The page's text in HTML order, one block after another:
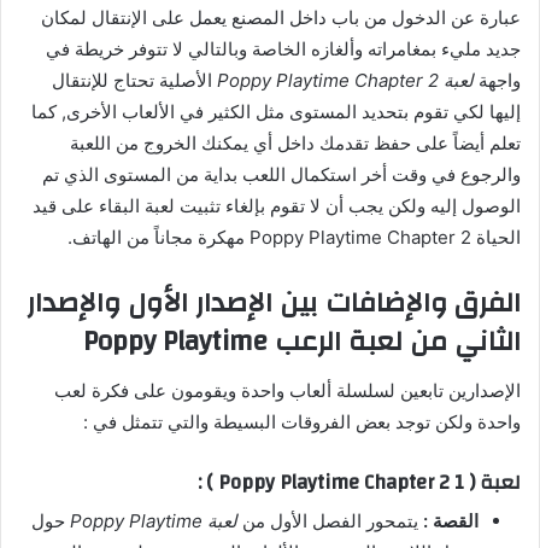
عبارة عن الدخول من باب داخل المصنع يعمل على الإنتقال لمكان
جديد مليء بمغامراته وألغازه الخاصة وبالتالي لا تتوفر خريطة في
واجهةلعبة Poppy Playtime Chapter 2
الأصلية تحتاج للإنتقال
إليها لكي تقوم بتحديد المستوى مثل الكثير في الألعاب الأخرى, كما
تعلم أيضاً على حفظ تقدمك داخل أي يمكنك الخروج من اللعبة
والرجوع في وقت أخر استكمال اللعب بداية من المستوى الذي تم
الوصول إليه ولكن يجب أن لا تقوم بإلغاء تثبيت لعبة البقاء على قيد
الحياة Poppy Playtime Chapter 2 مهكرة مجاناً من الهاتف.
الفرق والإضافات بين الإصدار الأول والإصدار
الثاني من لعبة الرعب Poppy Playtime
الإصدارين تابعين لسلسلة ألعاب واحدة ويقومون على فكرة لعب
واحدة ولكن توجد بعض الفروقات البسيطة والتي تتمثل في :
لعبة ( Poppy Playtime Chapter 2 1 ) :
القصة : يتمحور الفصل الأول منلعبة Poppy Playtime
حول